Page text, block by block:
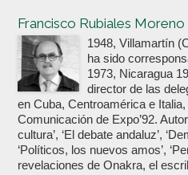
Francisco Rubiales Moreno
1948, Villamartín
ha sido
1973, Nicaragua
director de las
en Cuba, Centroamérica e
Comunicación de Expo’92.
cultura’, ‘El debate andaluz’,
‘Políticos, los nuevos amos’,
revelaciones de Onakra, el